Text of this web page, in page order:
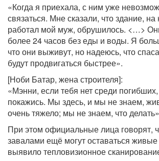
«Когда я приехала, с ним уже
связаться. Мне сказали, что здание, на
работал мой муж, обрушилось. <…>
более 24 часов без еды и воды. Я
что они выживут, но надеюсь, что
будут продвигаться быстрее».
[Ноби Батар, жена строителя]:
«Мэнни, если тебя нет среди
покажись. Мы здесь, и мы не знаем,
очень тяжело; мы не знаем, что
При этом официальные лица говорят,
завалами ещё могут оставаться
выявило тепловизионное